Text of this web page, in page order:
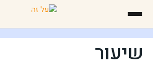
שיעור